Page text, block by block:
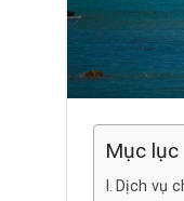
Mục lục
Dịch vụ